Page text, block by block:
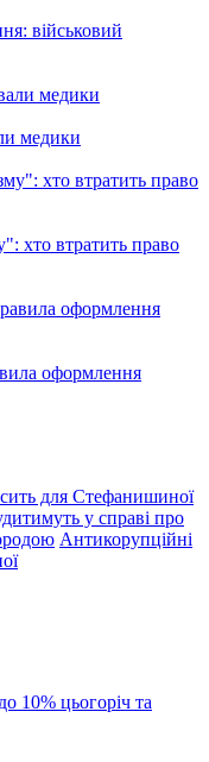
військовий
медики
хто втратить право
оформлення
для Стефанишиної
у справі про
Антикорупційні
10% цьогоріч та